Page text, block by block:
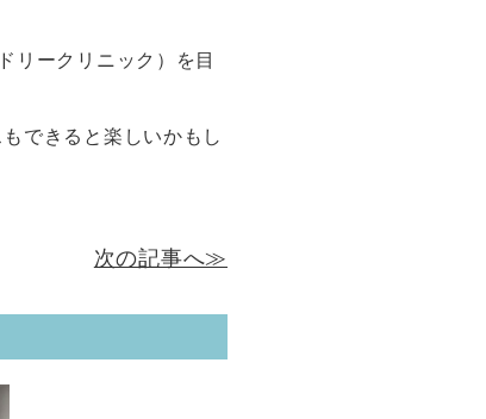
リークリニック）を目
できると楽しいかもし
次の記事へ≫